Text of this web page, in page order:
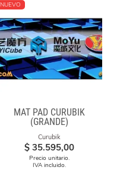
NUEVO
MAT PAD CURUBIK
(GRANDE)
Curubik
$ 35.595,00
Precio unitario.
IVA incluido.